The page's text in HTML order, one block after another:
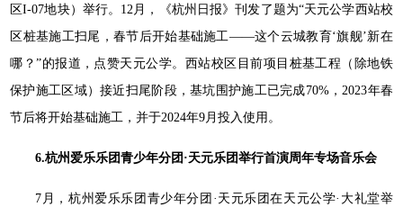
区I-07地块）举行。12月，《杭州日报》刊发了题为“天元公学西站校
区桩基施工扫尾，春节后开始基础施工——这个云城教育‘旗舰’新在
哪？”的报道，点赞天元公学。西站校区目前项目桩基工程（除地铁
保护施工区域）接近扫尾阶段，基坑围护施工已完成70%，2023年春
节后将开始基础施工，并于2024年9月投入使用。
6.杭州爱乐乐团青少年分团·天元乐团举行首演周年专场音乐会
7月，杭州爱乐乐团青少年分团·天元乐团在天元公学·大礼堂举